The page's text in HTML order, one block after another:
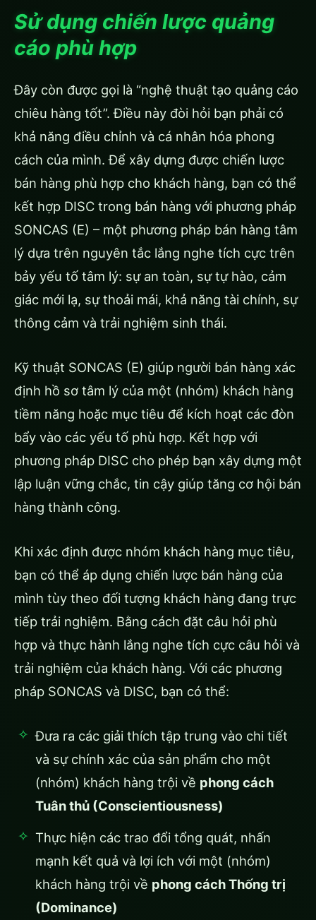
Sử dụng chiến lược quảng
cáo phù hợp
Đây còn được gọi là “nghệ thuật tạo quảng cáo
chiêu hàng tốt”. Điều này đòi hỏi bạn phải có
khả năng điều chỉnh và cá nhân hóa phong
cách của mình. Để xây dựng được chiến lược
bán hàng phù hợp cho khách hàng, bạn có thể
kết hợp DISC trong bán hàng với phương pháp
SONCAS (E) – một phương pháp bán hàng tâm
lý dựa trên nguyên tắc lắng nghe tích cực trên
bảy yếu tố tâm lý: sự an toàn, sự tự hào, cảm
giác mới lạ, sự thoải mái, khả năng tài chính, sự
thông cảm và trải nghiệm sinh thái.
Kỹ thuật SONCAS (E) giúp người bán hàng xác
định hồ sơ tâm lý của một (nhóm) khách hàng
tiềm năng hoặc mục tiêu để kích hoạt các đòn
bẩy vào các yếu tố phù hợp. Kết hợp với
phương pháp DISC cho phép bạn xây dựng một
lập luận vững chắc, tin cậy giúp tăng cơ hội bán
hàng thành công.
Khi xác định được nhóm khách hàng mục tiêu,
bạn có thể áp dụng chiến lược bán hàng của
mình tùy theo đối tượng khách hàng đang trực
tiếp trải nghiệm. Bằng cách đặt câu hỏi phù
hợp và thực hành lắng nghe tích cực câu hỏi và
trải nghiệm của khách hàng. Với các phương
pháp SONCAS và DISC, bạn có thể:
Đưa ra các giải thích tập trung vào chi tiết
và sự chính xác của sản phẩm cho một
(nhóm) khách hàng trội về phong cách
Tuân thủ (Conscientiousness)
Thực hiện các trao đổi tổng quát, nhấn
mạnh kết quả và lợi ích với một (nhóm)
khách hàng trội về phong cách Thống trị
(Dominance)